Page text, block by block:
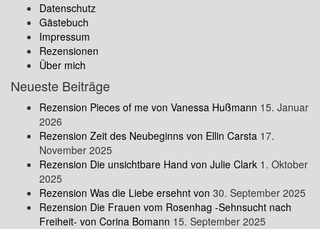
Datenschutz
Gästebuch
Impressum
Rezensionen
Über mich
Neueste Beiträge
Rezension Pieces of me von Vanessa Hußmann 15. Januar
2026
Rezension Zeit des Neubeginns von Ellin Carsta 17.
November 2025
Rezension Die unsichtbare Hand von Julie Clark 1. Oktober
2025
Rezension Was die Liebe ersehnt von 30. September 2025
Rezension Die Frauen vom Rosenhag -Sehnsucht nach
Freiheit- von Corina Bomann 15. September 2025